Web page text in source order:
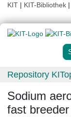
KIT | KIT-Bibliothek |
Repository
Sodium
fast